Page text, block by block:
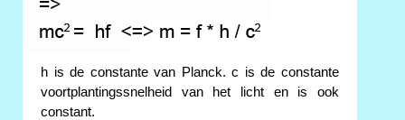
h is de constante van Planck. c is de constante
voortplantingssnelheid van het licht en is ook
constant.